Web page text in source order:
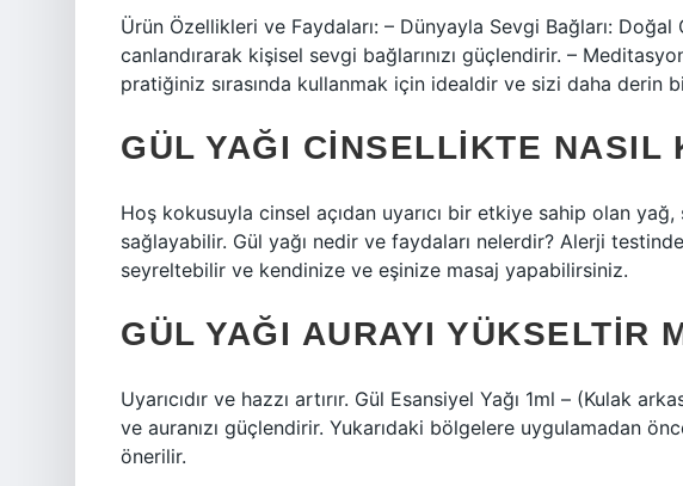
Ürün Özellikleri ve Faydaları: – Dünyayla Sevgi Bağları: Doğal
canlandırarak kişisel sevgi bağlarınızı güçlendirir. –
pratiğiniz sırasında kullanmak için idealdir ve sizi daha derin
GÜL YAĞI CINSELLIKTE NASIL
Hoş kokusuyla cinsel açıdan uyarıcı bir etkiye sahip olan
sağlayabilir. Gül yağı nedir ve faydaları nelerdir? Alerji
seyreltebilir ve kendinize ve eşinize masaj yapabilirsiniz.
GÜL YAĞI AURAYI YÜKSELTIR
Uyarıcıdır ve hazzı artırır. Gül Esansiyel Yağı 1ml – (Kulak
ve auranızı güçlendirir. Yukarıdaki bölgelere uygulamadan
önerilir.